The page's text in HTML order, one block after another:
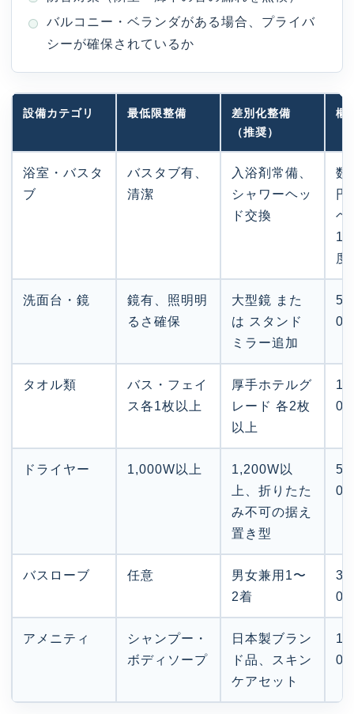
バルコニー・ベランダがある場合、プライバ
シーが確保されているか
設備カテゴリ 最低限整備
差別化整備
（推奨）
概
浴室・バスタ
ブ
バスタブ有、
清潔
入浴剤常備、
シャワーヘッ
ド交換
数
円
ヘ
1
度
洗面台・鏡
鏡有、照明明
るさ確保
大型鏡 また
は スタンド
ミラー追加
00
タオル類
バス・フェイ
ス各1枚以上
厚手ホテルグ
レード 各2枚
以上
0
ドライヤー 1,000W以上
1,200W以
上、折りたた
み不可の据え
置き型
00
バスローブ 任意
男女兼用1〜
2着
00
アメニティ
シャンプー・
ボディソープ
日本製ブラン
ド品、スキン
ケアセット
1
0